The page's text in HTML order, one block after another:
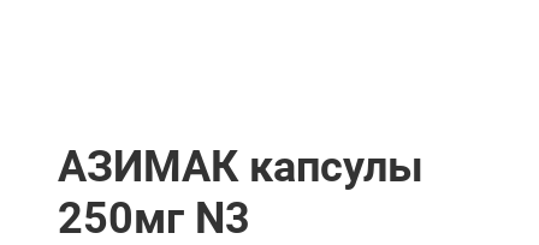
АЗИМАК капсулы
250мг N3